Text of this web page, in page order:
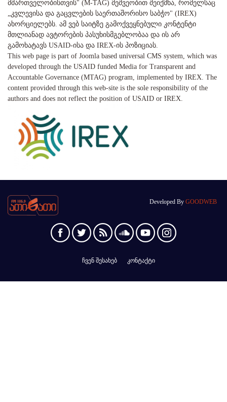
მმართველობისთვის" (M-TAG) მეშვეობით შეიქმნა, რომელსაც
„კვლევისა და გაცვლების საერთაშორისო საბჭო" (IREX)
ახორციელებს. ამ ვებ საიტზე გამოქვეყნებული კონტენტი
მთლიანად ავტორების პასუხისმგებლობაა და ის არ
გამოხატავს USAID-ისა და IREX-ის პოზიციას.
This web page is part of Joomla based universal CMS system, which was
developed through the USAID funded Media for Transparent and
Accountable Governance (MTAG) program, implemented by IREX. The
content provided through this web-site is the sole responsibility of the
authors and does not reflect the position of USAID or IREX.
Developed By GOODWEB
ჩვენ შესახებ კონტაქტი